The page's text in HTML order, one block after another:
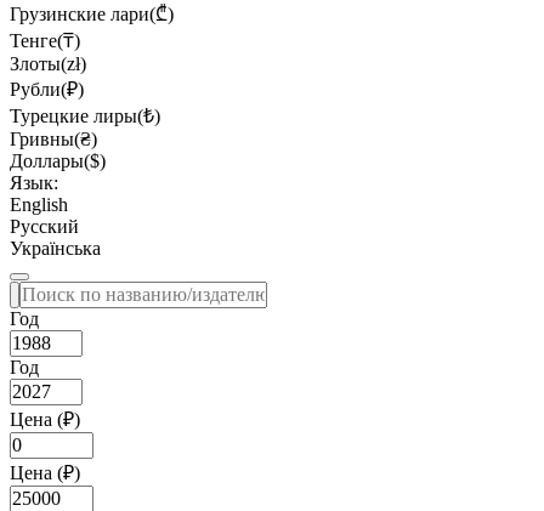
Грузинские лари(₾)
Тенге(₸)
Злоты(zł)
Рубли(₽)
Турецкие лиры(₺)
Гривны(₴)
Доллары($)
Язык:
English
Русский
Українська
Год
Год
Цена (₽)
Цена (₽)